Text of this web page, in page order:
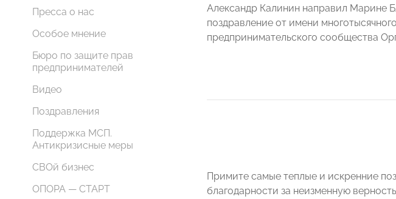
Пресса о нас
Особое мнение
Бюро по защите прав
предпринимателей
Видео
Поздравления
Поддержка МСП.
Антикризисные меры
СВОй бизнес
ОПОРА — СТАРТ
Александр Калинин направил Марине
поздравление от имени многотысячного
предпринимательского сообщества
Примите самые теплые и искренние
благодарности за неизменную